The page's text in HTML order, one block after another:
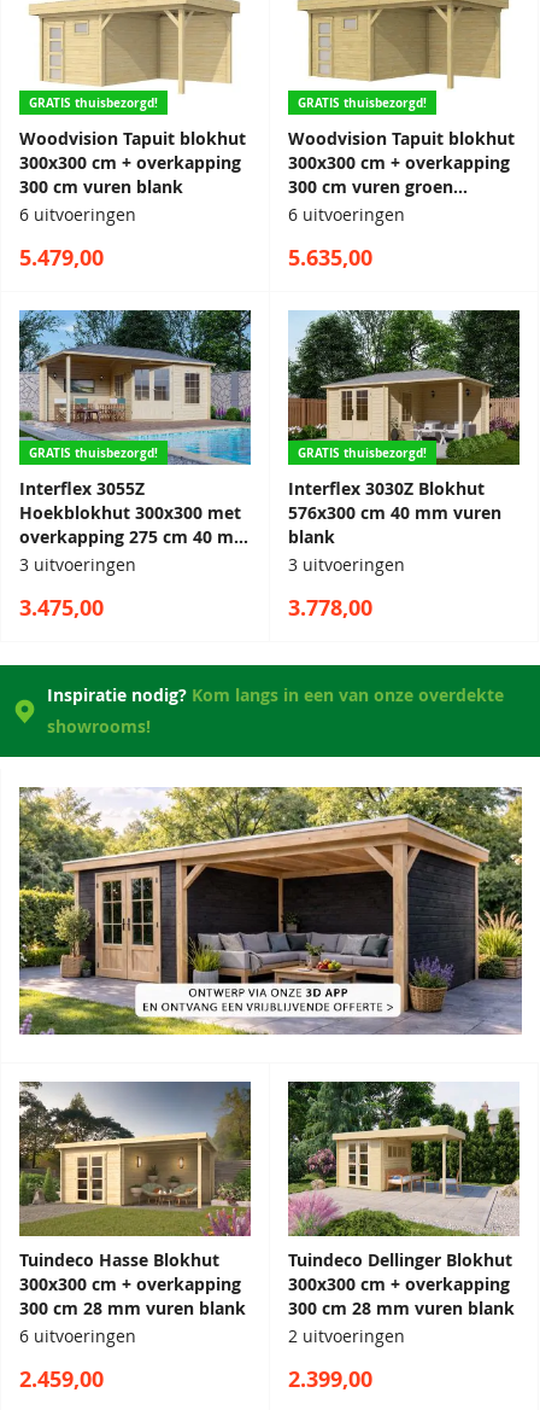
GRATIS thuisbezorgd!
Woodvision Tapuit blokhut
300x300 cm + overkapping
300 cm vuren blank
6 uitvoeringen
5.479,00
GRATIS thuisbezorgd!
Woodvision Tapuit blokhut
300x300 cm + overkapping
300 cm vuren groen
geïmpregneerd
6 uitvoeringen
5.635,00
GRATIS thuisbezorgd!
Interflex 3055Z
Hoekblokhut 300x300 met
overkapping 275 cm 40 mm
vuren blank
3 uitvoeringen
3.475,00
GRATIS thuisbezorgd!
Interflex 3030Z Blokhut
576x300 cm 40 mm vuren
blank
3 uitvoeringen
3.778,00
Inspiratie nodig? Kom langs in een van onze overdekte
showrooms!
Tuindeco Hasse Blokhut
300x300 cm + overkapping
300 cm 28 mm vuren blank
6 uitvoeringen
2.459,00
Tuindeco Dellinger Blokhut
300x300 cm + overkapping
300 cm 28 mm vuren blank
2 uitvoeringen
2.399,00